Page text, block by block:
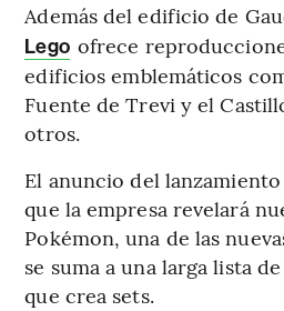
Además del edificio de
Lego ofrece
edificios emblemáticos
Fuente de Trevi y el
otros.
El anuncio del lanzamiento
que la empresa revelará
Pokémon, una de las
se suma a una larga lista
que crea sets.